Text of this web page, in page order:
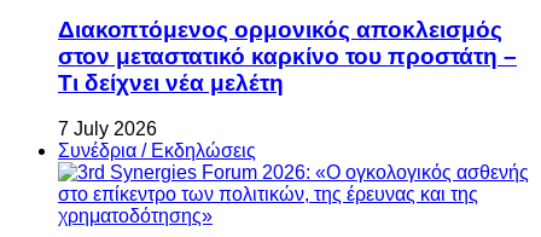
Διακοπτόμενος ορμονικός αποκλεισμός
στον μεταστατικό καρκίνο του προστάτη –
Τι δείχνει νέα μελέτη
7 July 2026
Συνέδρια / Εκδηλώσεις